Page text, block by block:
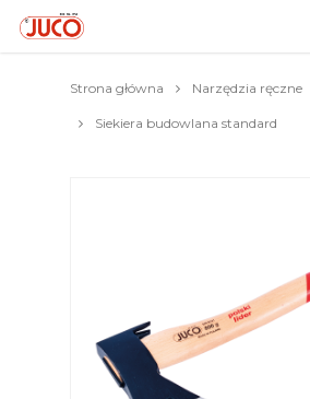
Strona główna Narzędzia ręczne
Siekiera budowlana standard